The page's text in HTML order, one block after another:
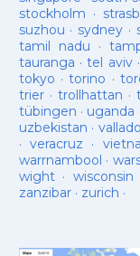
stockholm ·
suzhou · sydney ·
tamil nadu ·
tauranga ·tel aviv·
tokyo ·torino ·
trier· trollhattan ·
tübingen · uganda
uzbekistan ·
· veracruz ·
warrnambool ·
wight· wisconsin
zanzibar· zurich ·